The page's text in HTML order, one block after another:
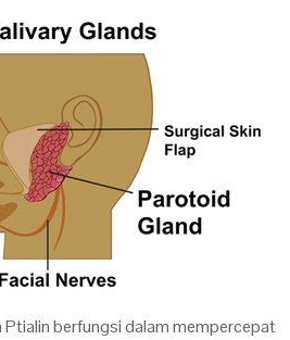
berfungsi dalam mempercepat